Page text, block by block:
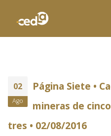
02
Ago
Página Siete •
mineras de
tres • 02/08/2016